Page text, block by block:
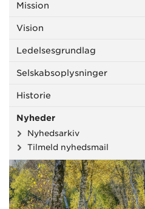
Mission
Vision
Ledelsesgrundlag
Selskabsoplysninger
Historie
Nyheder
Nyhedsarkiv
Tilmeld nyhedsmail